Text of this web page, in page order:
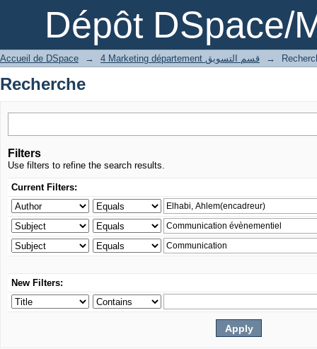
Dépôt DSpace/
Recherche
Accueil de DSpace → 4 Marketing département قسم التسويق →
Recherche
Filters
Use filters to refine the search results.
Current Filters:
New Filters: